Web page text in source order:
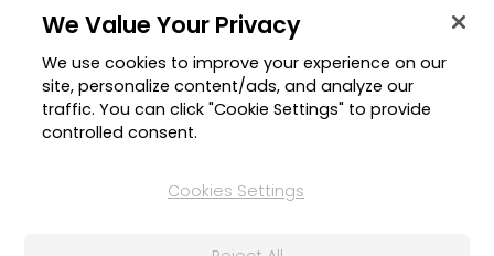
Lernen + Wissen
Community
Mitgliederbereich
Blog
Region ändern
We Value Your Privacy
We use cookies to improve your experience on our
site, personalize content/ads, and analyze our
traffic. You can click "Cookie Settings" to provide
controlled consent.
Cookies Settings